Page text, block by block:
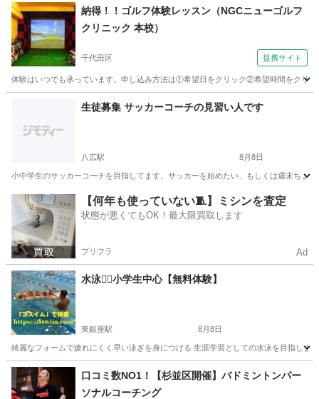
東京 板橋区 成増駅 ヨガ YOGA
納得！！ゴルフ体験レッスン（NGCニューゴルフ
クリニック 本校）
千代田区 提携サイト
体験はいつでも承っています。申し込み方法は①希望日をクリック②希望時間をクリ
ゴルフ
生徒募集 サッカーコーチの見習い人です
八広駅 8月8日
小中学生のサッカーコーチを目指してます。サッカーを始めたい、もしくは週末ちょ
東京 葛飾区 八広駅 スポーツ サッカーコーチ
【何年も使っていない🧵】ミシンを査定
状態が悪くてもOK！最大限買取します
プリフラ Ad
水泳🏊‍♂️小学生中心【無料体験】
東銀座駅 8月8日
綺麗なフォームで疲れにくく早い泳ぎを身につける 生涯学習としての水泳を目指し
東京 中央区 東銀座駅 水泳 コーチ
口コミ数NO1！【杉並区開催】バドミントンパー
ソナルコーチング